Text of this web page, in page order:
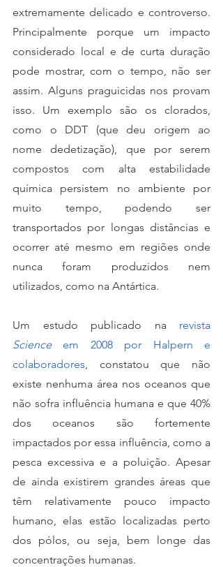
extremamente delicado e controverso.
Principalmente porque um impacto
considerado local e de curta duração
pode mostrar, com o tempo, não ser
assim. Alguns praguicidas nos provam
isso. Um exemplo são os clorados,
como o DDT (que deu origem ao
nome dedetização), que por serem
compostos com alta estabilidade
química persistem no ambiente por
muito tempo, podendo ser
transportados por longas distâncias e
ocorrer até mesmo em regiões onde
nunca foram produzidos nem
utilizados, como na Antártica.
Um estudo publicado na
Science em 2008 por Halpern e
colaboradores, constatou que não
existe nenhuma área nos oceanos que
não sofra influência humana e que 40%
dos oceanos são fortemente
impactados por essa influência, como a
pesca excessiva e a poluição. Apesar
de ainda existirem grandes áreas que
têm relativamente pouco impacto
humano, elas estão localizadas perto
dos pólos, ou seja, bem longe das
concentrações humanas.